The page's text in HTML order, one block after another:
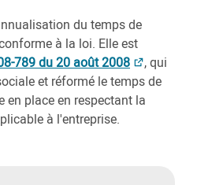
du temps de
à la loi. Elle est
789 du 20 août 2008
, qui
et réformé le temps de
en place en respectant la
à l'entreprise.